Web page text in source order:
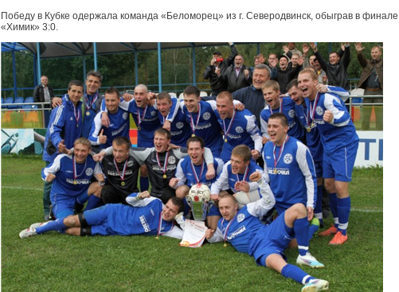
Победу в Кубке одержала команда «Беломорец» из г. Северодвинск, обыграв в финале
«Химик» 3:0.